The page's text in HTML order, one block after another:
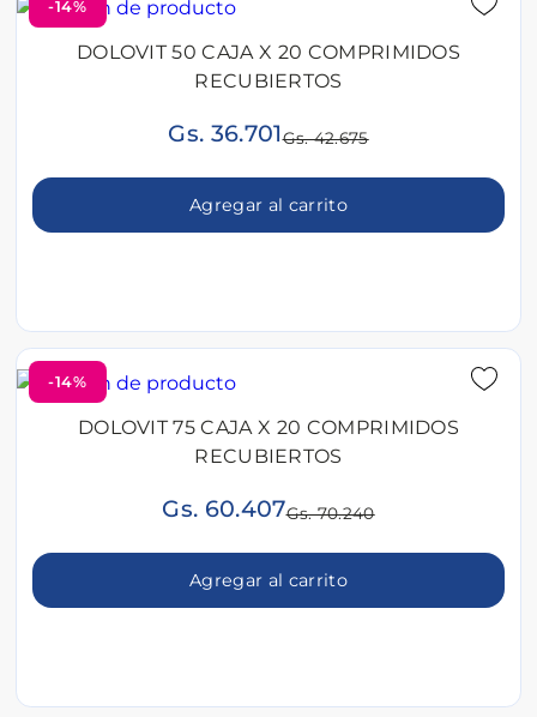
-14%
DOLOVIT 50 CAJA X 20 COMPRIMIDOS
RECUBIERTOS
Gs. 36.701Gs. 42.675
Agregar al carrito
-14%
DOLOVIT 75 CAJA X 20 COMPRIMIDOS
RECUBIERTOS
Gs. 60.407Gs. 70.240
Agregar al carrito